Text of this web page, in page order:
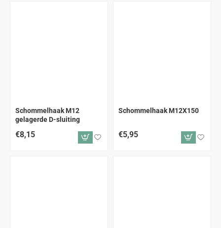
Schommelhaak M12
gelagerde D-sluiting
€8,15
Schommelhaak M12X150
€5,95